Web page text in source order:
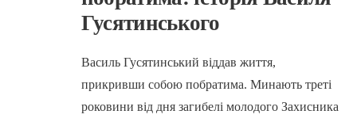
Гусятинського
Василь Гусятинський віддав життя,
прикривши собою побратима. Минають треті
роковини від дня загибелі молодого Захисника